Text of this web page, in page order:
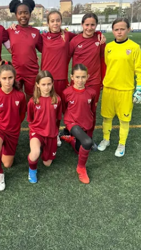
Sevilla FC por Alberto
y rechaza una
el club
Robbie Ure: la opción 'A'
Madrid 2-4 Sevilla FC